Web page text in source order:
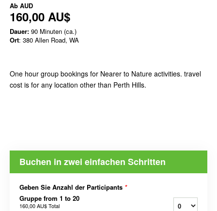
Ab AUD
160,00 AU$
Dauer: 90 Minuten (ca.)
Ort: 380 Allen Road, WA
One hour group bookings for Nearer to Nature activities. travel
cost is for any location other than Perth Hills.
Buchen in zwei einfachen Schritten
Geben Sie Anzahl der Participants *
Gruppe from 1 to 20
160,00 AU$Total